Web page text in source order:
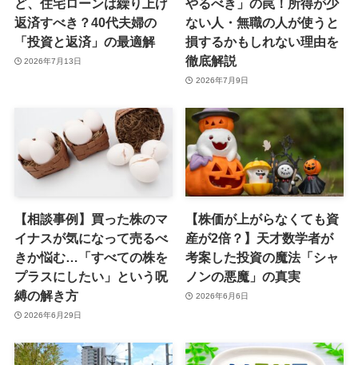
ど、住宅ローンは繰り上げ
返済すべき？40代夫婦の
「投資と返済」の最適解
2026年7月13日
やるべき」の罠！所得が少
ない人・無職の人が使うと
損するかもしれない理由を
徹底解説
2026年7月9日
【相談事例】買った株のマ
イナスが気になって売るべ
きか悩む…「すべての株を
プラスにしたい」という呪
縛の解き方
2026年6月29日
【株価が上がらなくても資
産が2倍？】天才数学者が
考案した投資の魔法「シャ
ノンの悪魔」の真実
2026年6月6日